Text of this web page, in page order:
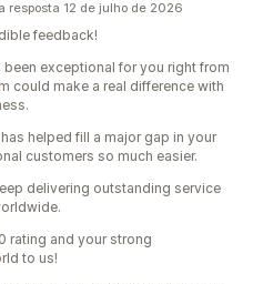
resposta 12 de julho de 2026
feedback!
been exceptional for you right from
could make a real difference with
helped fill a major gap in your
customers so much easier.
delivering outstanding service
rating and your strong
to us!